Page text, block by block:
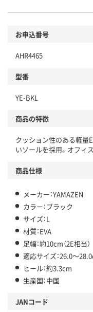
お申込番号
AHR4465
型番
YE-BKL
商品の特徴
クッション性のある軽量
いソールを採用。オフィ
商品仕様
メーカー：YAMAZEN
カラー：ブラック
サイズ：L
材質：EVA
足幅：約10cm（2E相当）
適応サイズ：26.0～
ヒール：約3.3cm
生産国：中国
JANコード